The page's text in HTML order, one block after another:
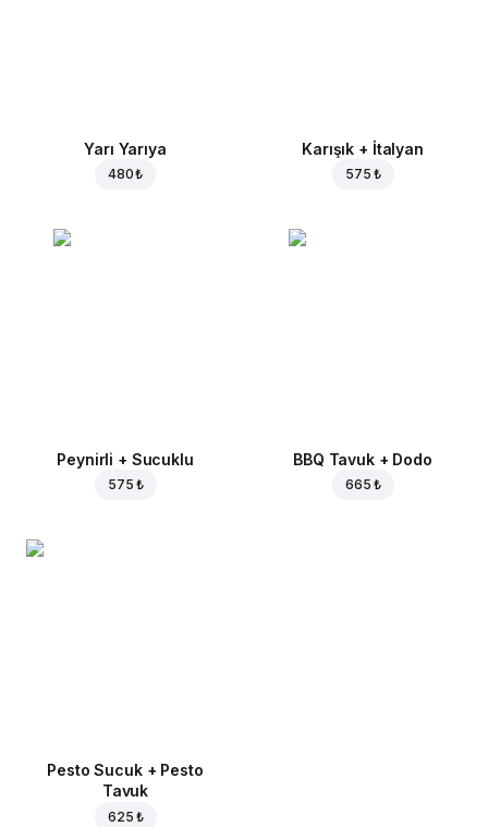
Yarı Yarıya
480 ₺
Karışık + İtalyan
575 ₺
Peynirli + Sucuklu
575 ₺
BBQ Tavuk + Dodo
665 ₺
Pesto Sucuk + Pesto
Tavuk
625 ₺